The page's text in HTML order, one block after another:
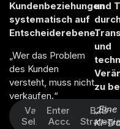
Kundenbeziehungen
systematisch auf
Entscheiderebene.
„Wer das Problem
des Kunden
versteht, muss nicht
verkaufen.“
Value
Selling
Enterprise
Accounts
B2B-
und
und
zu
KI-